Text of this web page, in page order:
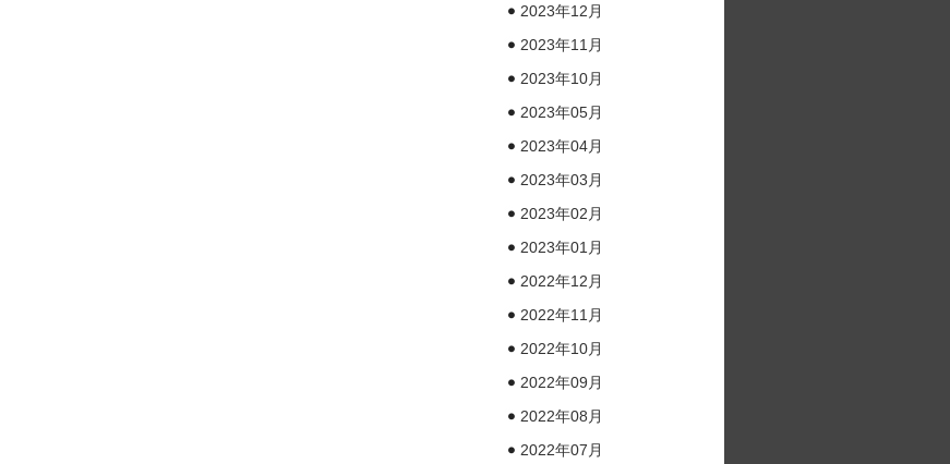
2023年12月
2023年11月
2023年10月
2023年05月
2023年04月
2023年03月
2023年02月
2023年01月
2022年12月
2022年11月
2022年10月
2022年09月
2022年08月
2022年07月